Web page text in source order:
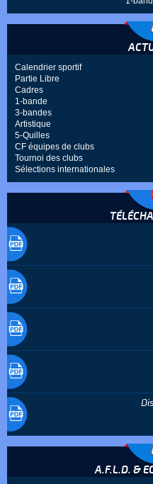
Calendrier sportif
Partie Libre
Cadres
1-bande
3-bandes
Artistique
5-Quilles
CF équipes de clubs
Tournoi des clubs
Sélections internationales
A.F.L.D. &